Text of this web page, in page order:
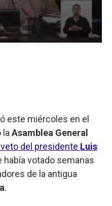
este miércoles en el
la Asamblea General
del presidente Luis
había votado semanas
de la antigua
.